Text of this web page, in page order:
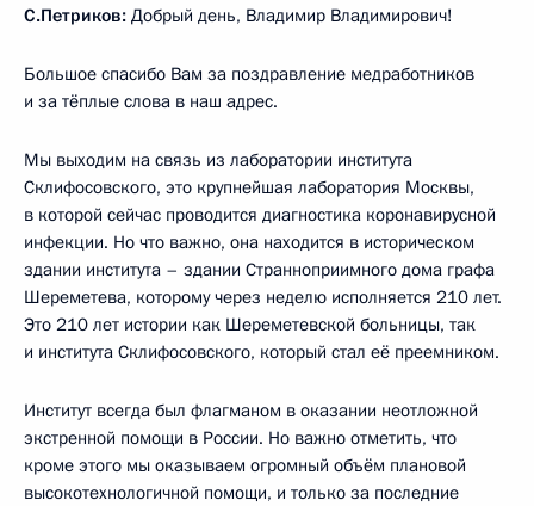
С.Петриков: Добрый день, Владимир Владимирович!
Большое спасибо Вам за поздравление медработников
и за тёплые слова в наш адрес.
Мы выходим на связь из лаборатории института
Склифосовского, это крупнейшая лаборатория Москвы,
в которой сейчас проводится диагностика коронавирусной
инфекции. Но что важно, она находится в историческом
здании института – здании Странноприимного дома графа
Шереметева, которому через неделю исполняется 210 лет.
Это 210 лет истории как Шереметевской больницы, так
и института Склифосовского, который стал её преемником.
Институт всегда был флагманом в оказании неотложной
экстренной помощи в России. Но важно отметить, что
кроме этого мы оказываем огромный объём плановой
высокотехнологичной помощи, и только за последние